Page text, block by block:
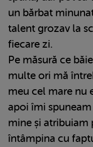
un bărbat
talent grozav la
fiecare zi.
Pe măsură ce
multe ori mă
meu cel mare nu
apoi îmi
mine și atribuiam
întâmpina cu